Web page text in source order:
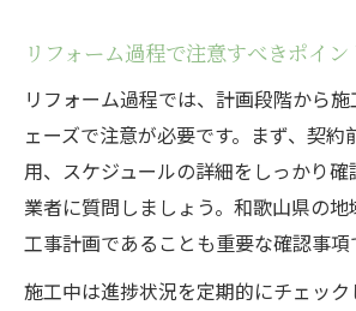
リフォーム過程で注意すべきポイン
リフォーム過程では、計画段階から
ェーズで注意が必要です。まず、契約
用、スケジュールの詳細をしっかり
業者に質問しましょう。和歌山県の
工事計画であることも重要な確認事項
施工中は進捗状況を定期的にチェッ